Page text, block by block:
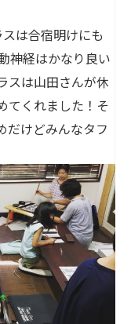
は合宿明けにも
神経はかなり良い
スは山田さんが休
てくれました！そ
だけどみんなタフ